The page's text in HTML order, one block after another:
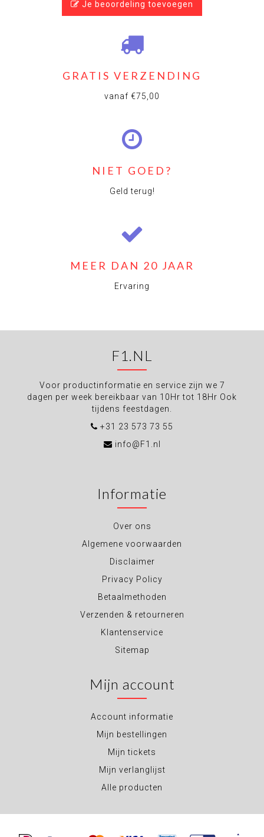
Je beoordeling toevoegen
GRATIS VERZENDING
vanaf €75,00
NIET GOED?
Geld terug!
MEER DAN 20 JAAR
Ervaring
F1.NL
Voor productinformatie en service zijn we 7
dagen per week bereikbaar van 10Hr tot 18Hr Ook
tijdens feestdagen.
+31 23 573 73 55
info@F1.nl
Informatie
Over ons
Algemene voorwaarden
Disclaimer
Privacy Policy
Betaalmethoden
Verzenden & retourneren
Klantenservice
Sitemap
Mijn account
Account informatie
Mijn bestellingen
Mijn tickets
Mijn verlanglijst
Alle producten